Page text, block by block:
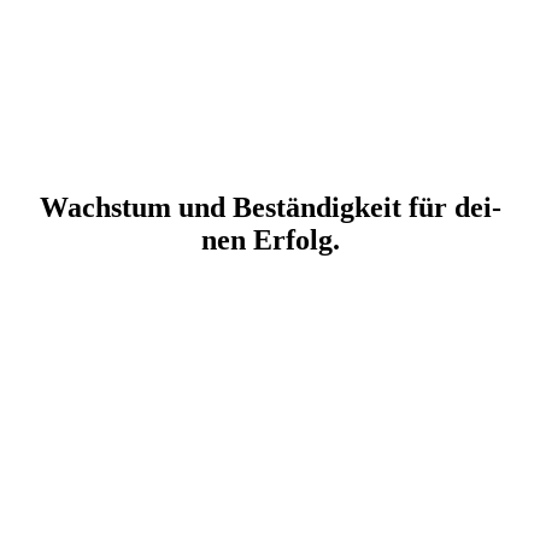
Wachs­tum und Bestän­dig­keit für dei­
nen Erfolg.